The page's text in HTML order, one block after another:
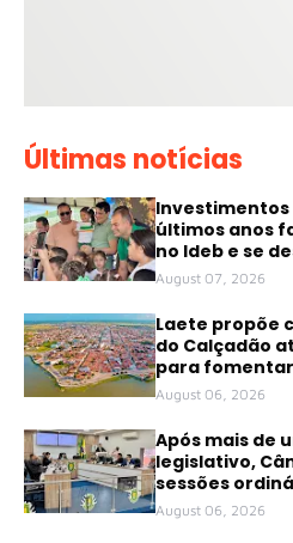
Últimas notícias
Investimentos
últimos anos
no Ideb e se
August 07, 2026
Laete propõe
do Calçadão
para
August 06, 2026
Após mais de
legislativo,
sessões
August 06, 2026